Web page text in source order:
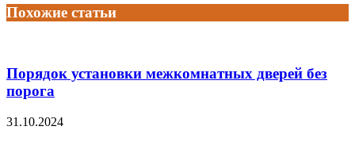
Похожие статьи
Порядок установки межкомнатных дверей без
порога
31.10.2024